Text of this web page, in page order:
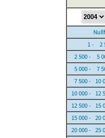
1 - 2
2 500 - 5
5 000 - 7
7 500 - 10
10 000 - 12
12 500 - 15
15 000 - 20
20 000 - 25